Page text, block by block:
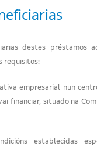
destes préstamos
requisitos:
empresarial nun
financiar, situado na
establecidas